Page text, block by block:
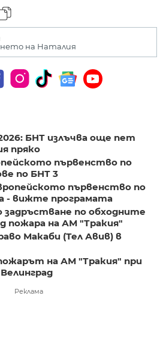
на Наталия
БНТ излъчва още пет
пряко
първенство по
по БНТ 3
първенство по
- вижте програмата
по обходните
пожара на АМ "Тракия"
Макаби (Тел Авив) в
на АМ "Тракия" при
Реклама